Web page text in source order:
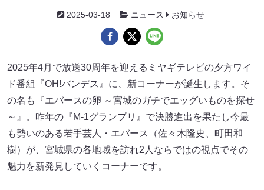
2025-03-18 ニュース お知らせ
2025年4月で放送30周年を迎えるミヤギテレビの夕方ワイ
ド番組『OH!バンデス』に、新コーナーが誕生します。そ
の名も『エバースの卵 ～宮城のガチでエッグいものを探せ
～』。昨年の『M-1グランプリ』で決勝進出を果たし今最
も勢いのある若手芸人・エバース（佐々木隆史、町田和
樹）が、宮城県の各地域を訪れ2人ならではの視点でその
魅力を新発見していくコーナーです。